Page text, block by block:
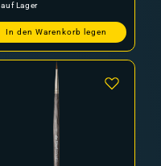
auf Lager
In den Warenkorb legen